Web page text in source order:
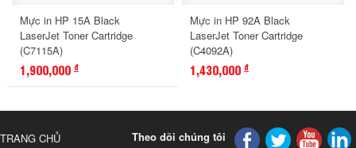
Mực in HP 15A Black
LaserJet Toner Cartridge
(C7115A)
1,900,000 đ
Mực in HP 92A Black
LaserJet Toner Cartridge
(C4092A)
1,430,000 đ
TRANG CHỦ Theo dõi chúng tôi